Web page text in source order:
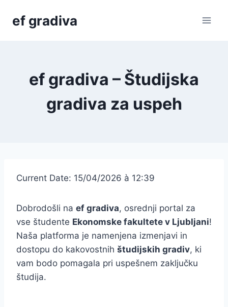
ef gradiva
ef gradiva – Študijska
gradiva za uspeh
Current Date: 15/04/2026 à 12:39
Dobrodošli na ef gradiva, osrednji portal za
vse študente Ekonomske fakultete v Ljubljani!
Naša platforma je namenjena izmenjavi in
dostopu do kakovostnih študijskih gradiv, ki
vam bodo pomagala pri uspešnem zaključku
študija.